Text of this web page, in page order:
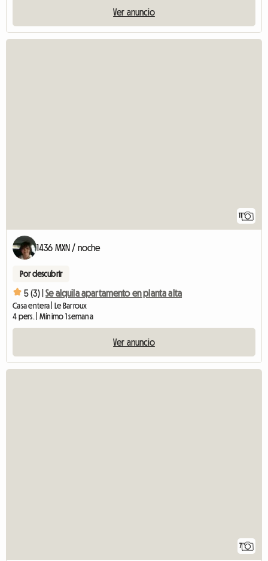
Ver anuncio
11
1436 MXN / noche
Por descubrir
5 (3) | Se alquila apartamento en planta alta
Casa entera | Le Barroux
4 pers. | Mínimo 1 semana
Ver anuncio
7